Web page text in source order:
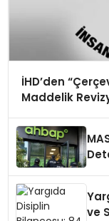
İHD’den
Maddelik
ve